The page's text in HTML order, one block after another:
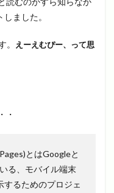
ました。
。
えーえむぴー、って思
・
とはGoogleと
る、モバイル端末
するためのプロジェ